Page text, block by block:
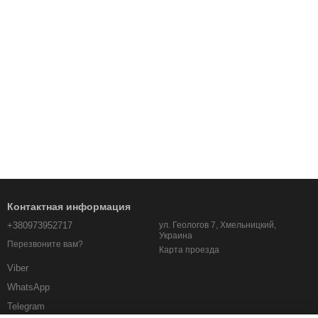
Контактная информация
+380973952717
Перезвоните вам?
Viber
WhatsApp
Telegram
ул. Геологов 7, Хмельницкий,
Украина
Карта проезда